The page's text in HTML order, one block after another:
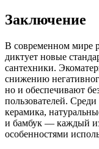
Заключение
В современном мире
диктует новые
сантехники.
снижению
но и обеспечивают
пользователей.
керамика,
и бамбук — каждый
особенностями